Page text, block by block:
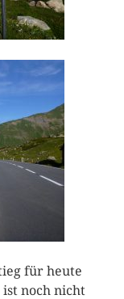
für heute
noch nicht